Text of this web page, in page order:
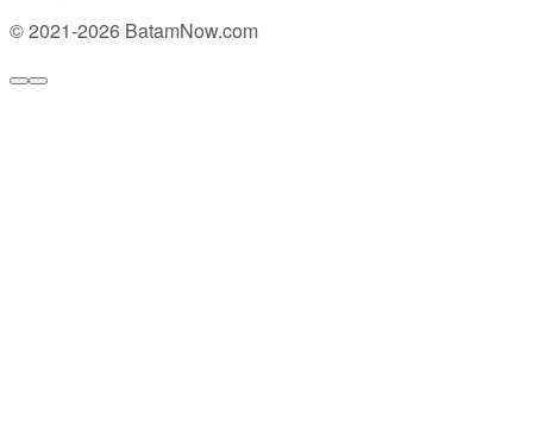
© 2021-2026 BatamNow.com